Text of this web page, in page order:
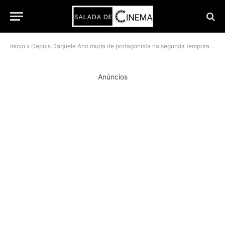
Início » Depois Daquele Ano muda de protagonista na segunda temporada
Anúncios